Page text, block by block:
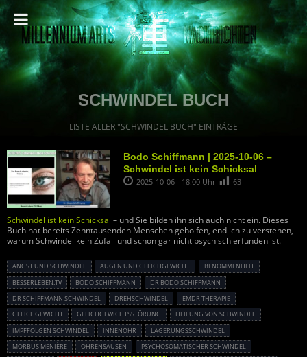
SCHWINDEL BUCH
LISTE ALLER "SCHWINDEL BUCH" EINTRÄGE
Bodo Schiffmann | 2025-10-06 –
Schwindel ist kein Schicksal
2025-10-06 - 18:00 Uhr 63
Schwindel ist kein Schicksal – und Sie bilden ihn sich auch nicht ein. Dieses
Buch hat bereits Zehntausenden Menschen geholfen, endlich zu verstehen,
warum Schwindel kein Zufall und schon gar nicht psychisch erfunden ist.
ANGST UND SCHWINDEL AUGEN UND GLEICHGEWICHT
BENOMMENHEIT
BESSERLEBEN.TV
BODO SCHIFFMANN
DR BODO SCHIFFMANN
DR SCHIFFMANN SCHWINDEL
DREHSCHWINDEL
EMDR THERAPIE
GLEICHGEWICHT
GLEICHGEWICHTSSTÖRUNG
HEILUNG VON SCHWINDEL
IMPFFOLGEN SCHWINDEL
INNENOHR
LAGERUNGSSCHWINDEL
MORBUS MENIÈRE
OHRENSAUSEN
PSYCHOSOMATISCHER SCHWINDEL